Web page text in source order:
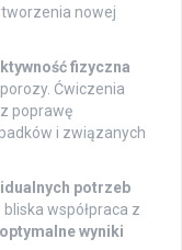
nowej
fizyczna
Ćwiczenia
poprawę
i związanych
potrzeb
współpraca z
optymalne wyniki